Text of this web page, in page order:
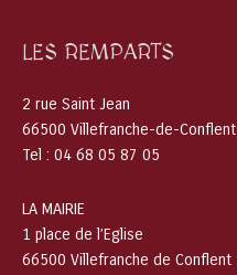
LES REMPARTS
2 rue Saint Jean
66500 Villefranche-de-Conflent
Tel : 04 68 05 87 05
LA MAIRIE
1 place de l’Eglise
66500 Villefranche de Conflent